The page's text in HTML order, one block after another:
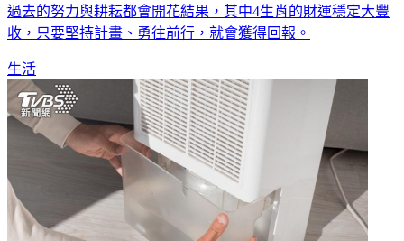
過去的努力與耕耘都會開花結果，其中4生肖的財運穩定大豐
收，只要堅持計畫、勇往前行，就會獲得回報。
生活